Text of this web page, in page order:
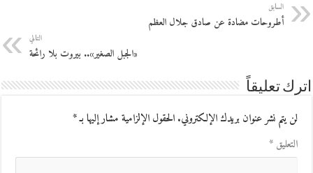
السابق
أطروحات مضادة عن صادق جلال العظم
التالي
«الجبل الصغير».. بيروت بلا رائحة
اترك تعليقاً
لن يتم نشر عنوان بريدك الإلكتروني.الحقول الإلزامية مشار إليها بـ*
التعليق*